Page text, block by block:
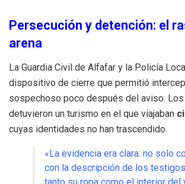
Persecución y detención: el
arena
La Guardia Civil de Alfafar y la Policía
dispositivo de cierre que permitió
sospechoso poco después del aviso.
detuvieron un turismo en el que viajaban
cuyas identidades no han trascendido.
«La evidencia era clara: no solo
con la descripción de los